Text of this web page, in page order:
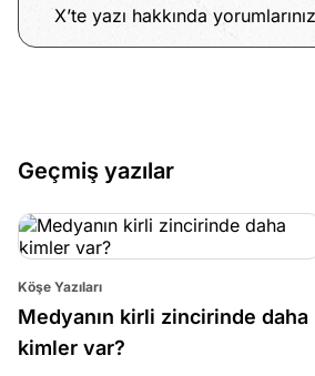
X’te yazı hakkında
Geçmiş yazılar
Köşe Yazıları
Medyanın kirli zincirinde daha
kimler var?